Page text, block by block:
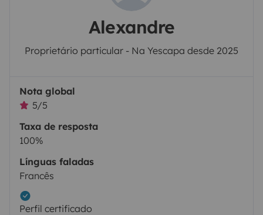
Alexandre
Proprietário particular - Na Yescapa desde 2025
Nota global
5/5
Taxa de resposta
100%
Línguas faladas
Francês
Perfil certificado